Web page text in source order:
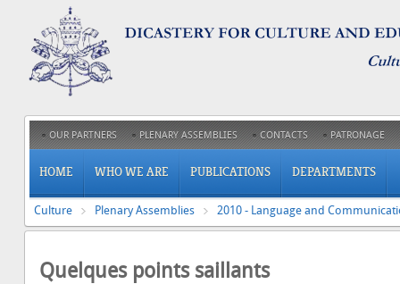
OUR PARTNERS PLENARY ASSEMBLIES CONTACTS PATRONAGE
HOME WHO WE ARE PUBLICATIONS DEPARTMENTS
Culture Plenary Assemblies 2010 - Language and
Quelques points saillants